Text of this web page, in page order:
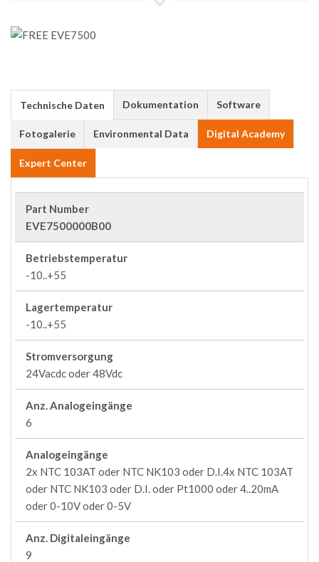
Technische Daten Dokumentation Software
Fotogalerie Environmental Data Digital Academy
Expert Center
Part Number
EVE7500000B00
Betriebstemperatur
-10..+55
Lagertemperatur
-10..+55
Stromversorgung
24Vacdc oder 48Vdc
Anz. Analogeingänge
6
Analogeingänge
2x NTC 103AT oder NTC NK103 oder D.I.4x NTC 103AT
oder NTC NK103 oder D.I. oder Pt1000 oder 4..20mA
oder 0-10V oder 0-5V
Anz. Digitaleingänge
9